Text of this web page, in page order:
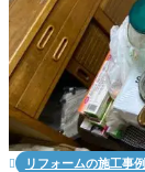
 リフォームの施工事例